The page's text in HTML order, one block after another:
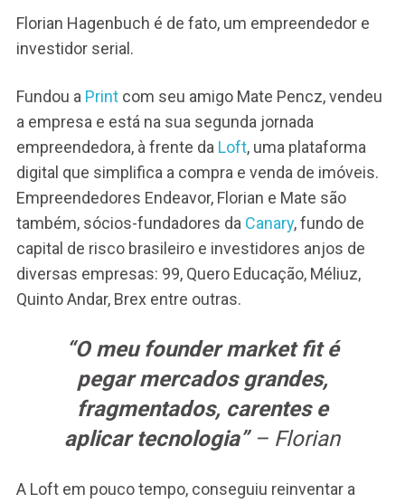
Florian Hagenbuch é de fato, um empreendedor e
investidor serial.
Fundou a Printcom seu amigo Mate Pencz, vendeu
a empresa e está na sua segunda jornada
empreendedora, à frente da Loft, uma plataforma
digital que simplifica a compra e venda de imóveis.
Empreendedores Endeavor, Florian e Mate são
também, sócios-fundadores da Canary, fundo de
capital de risco brasileiro e investidores anjos de
diversas empresas: 99, Quero Educação, Méliuz,
Quinto Andar, Brex entre outras.
“O meufounder market fité
pegar mercados grandes,
fragmentados, carentes e
aplicar tecnologia”– Florian
A Loft em pouco tempo, conseguiu reinventar a